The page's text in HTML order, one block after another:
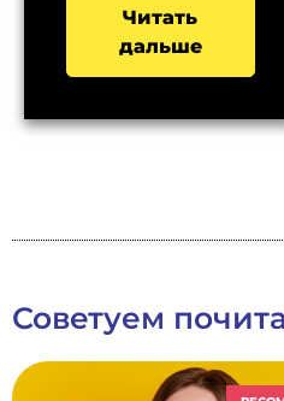
Читать
дальше
Советуем